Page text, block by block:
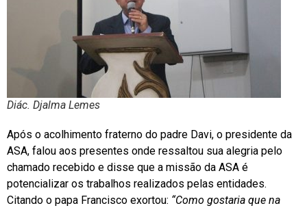
Diác. Djalma Lemes
Após o acolhimento fraterno do padre Davi, o presidente da
ASA, falou aos presentes onde ressaltou sua alegria pelo
chamado recebido e disse que a missão da ASA é
potencializar os trabalhos realizados pelas entidades.
Citando o papa Francisco exortou: “Como gostaria que na